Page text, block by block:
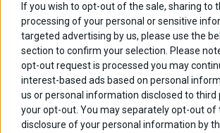
If you wish to opt-out of the sale, sharing to
processing of your personal or sensitive
targeted advertising by us, please use the
section to confirm your selection. Please
opt-out request is processed you may
interest-based ads based on personal
us or personal information disclosed to third
your opt-out. You may separately opt-out
disclosure of your personal information by
χρηματιστηρια
ευρωπη ηπα κορωνοιος
κυριακος μητσοτακης μεταρρυθμισεις μετρα
οικονομια ομολογα
συριζατουρκια τραπεζες τσιπρας χρεος
LATEST FROM BLOG